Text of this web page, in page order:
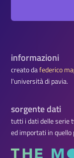
informazioni
creato dafederico
l'università di pavia.
sorgente dati
tutti i dati delle serie
ed importati in